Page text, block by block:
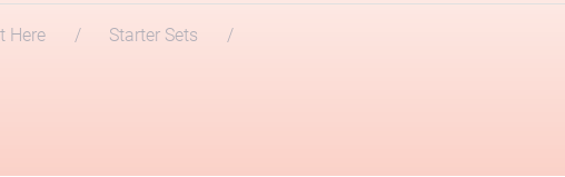
Here
Starter Sets